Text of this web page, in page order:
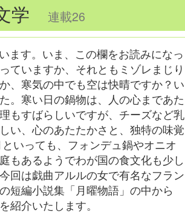
学連載26
ます。いま、この欄をお読みになっ
ていますか、それともミゾレまじり
、寒気の中でも空は快晴ですか？い
。寒い日の鍋物は、人の心まであた
もすばらしいですが、チーズなど乳
い、心のあたたかさと、独特の味覚
いっても、フォンデュ鍋やオニオ
もあるようでわが国の食文化も少し
回は戯曲アルルの女で有名なフラン
短編小説集「月曜物語」の中から
紹介いたします。